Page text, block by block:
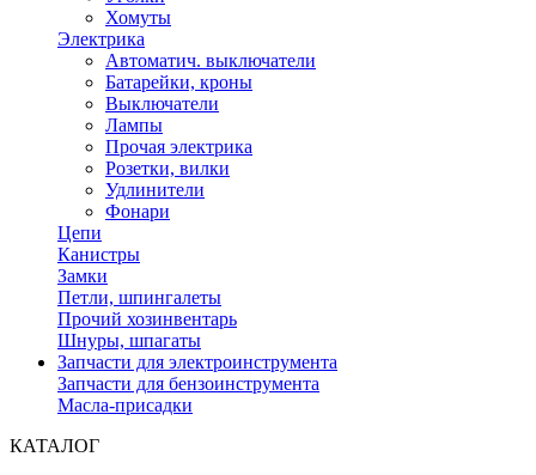
Хомуты
Электрика
Автоматич. выключатели
Батарейки, кроны
Выключатели
Лампы
Прочая электрика
Розетки, вилки
Удлинители
Фонари
Цепи
Канистры
Замки
Петли, шпингалеты
Прочий хозинвентарь
Шнуры, шпагаты
Запчасти для электроинструмента
Запчасти для бензоинструмента
Масла-присадки
КАТАЛОГ